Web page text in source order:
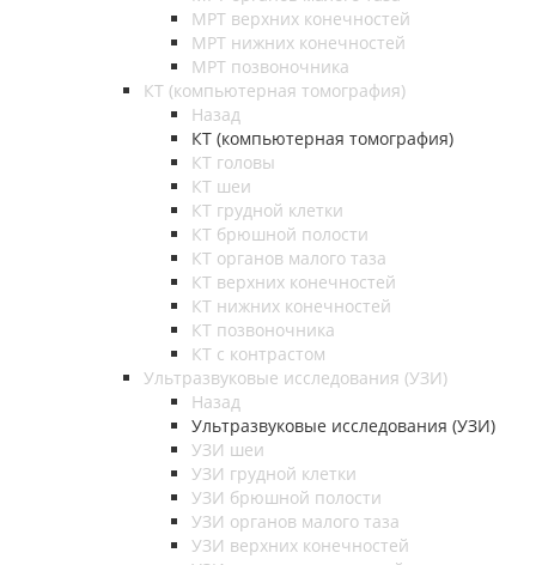
МРТ верхних конечностей
МРТ нижних конечностей
МРТ позвоночника
КТ (компьютерная томография)
Назад
КТ (компьютерная томография)
КТ головы
КТ шеи
КТ грудной клетки
КТ брюшной полости
КТ органов малого таза
КТ верхних конечностей
КТ нижних конечностей
КТ позвоночника
КТ с контрастом
Ультразвуковые исследования (УЗИ)
Назад
Ультразвуковые исследования (УЗИ)
УЗИ шеи
УЗИ грудной клетки
УЗИ брюшной полости
УЗИ органов малого таза
УЗИ верхних конечностей